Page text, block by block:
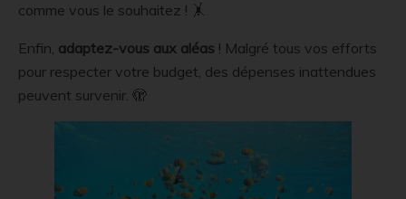
comme vous le souhaitez ! 🤸
Enfin, adaptez-vous aux aléas ! Malgré tous vos efforts
pour respecter votre budget, des dépenses inattendues
peuvent survenir. 🫣